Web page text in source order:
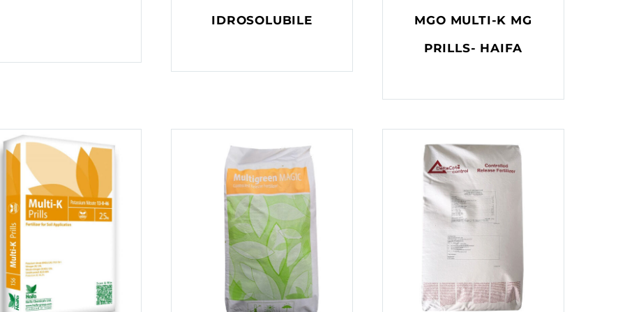
IDROSOLUBILE
MGO MULTI-K MG
PRILLS- HAIFA